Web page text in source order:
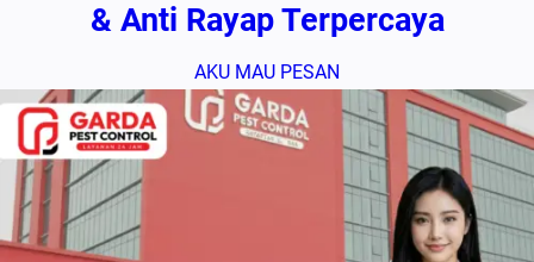
& Anti Rayap Terpercaya
AKU MAU PESAN